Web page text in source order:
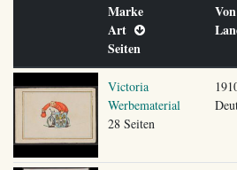
Marke
Art
Seiten
Von
Victoria
Werbematerial
28 Seiten